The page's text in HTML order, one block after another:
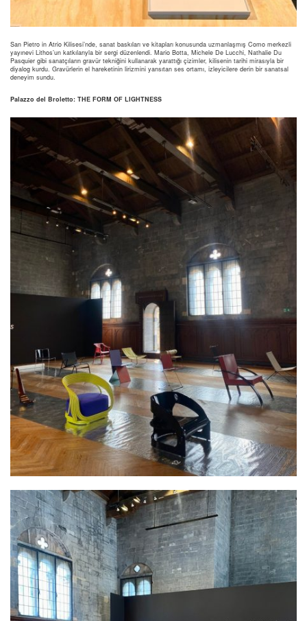
San Pietro in Atrio Kilisesi’nde, sanat baskıları ve kitapları konusunda uzmanlaşmış Como merkezli
yayınevi Lithos’un katkılarıyla bir sergi düzenlendi. Mario Botta, Michele De Lucchi, Nathalie Du
Pasquier gibi sanatçıların gravür tekniğini kullanarak yarattığı çizimler, kilisenin tarihi mirasıyla bir
diyalog kurdu. Gravürlerin el hareketinin lirizmini yansıtan ses ortamı, izleyicilere derin bir sanatsal
deneyim sundu.
Palazzo del Broletto: THE FORM OF LIGHTNESS